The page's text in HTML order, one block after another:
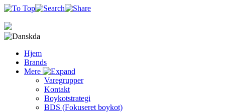
da
Hjem
Brands
Mere
Varegrupper
Kontakt
Boykotstrategi
BDS (Fokuseret boykot)